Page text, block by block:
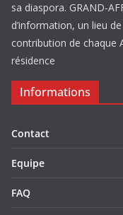
sa diaspora. GRAND-
d’information, un lieu
contribution de chaque
résidence
Informations
Contact
Equipe
FAQ